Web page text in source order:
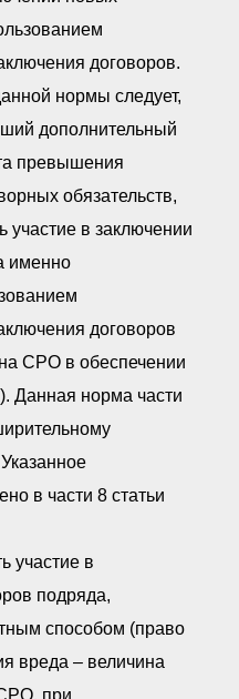
договоров.
нормы следует,
дополнительный
превышения
обязательств,
участие в заключении
именно
договоров
СРО в обеспечении
Данная норма части
в части 8 статьи
участие в
подряда,
способом (право
вреда – величина
при